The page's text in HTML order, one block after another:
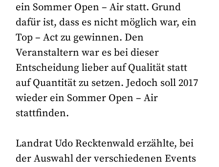
ein Sommer Open – Air statt. Grund
dafür ist, dass es nicht möglich war, ein
Top – Act zu gewinnen. Den
Veranstaltern war es bei dieser
Entscheidung lieber auf Qualität statt
auf Quantität zu setzen. Jedoch soll 2017
wieder ein Sommer Open – Air
stattfinden.
Landrat Udo Recktenwald erzählte, bei
der Auswahl der verschiedenen Events